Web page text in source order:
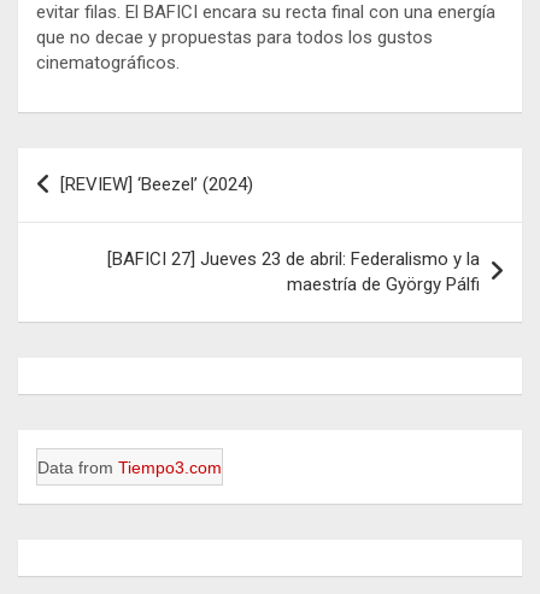
evitar filas. El BAFICI encara su recta final con una energía
que no decae y propuestas para todos los gustos
cinematográficos.
Navegación
de
entradas
[REVIEW] ‘Beezel’ (2024)
[BAFICI 27] Jueves 23 de abril: Federalismo y la
maestría de György Pálfi
Data from Tiempo3.com